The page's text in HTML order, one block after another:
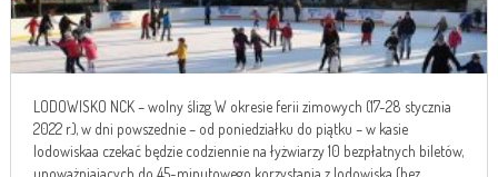
LODOWISKO NCK – wolny ślizg W okresie ferii zimowych (17-28 stycznia
2022 r.), w dni powszednie – od poniedziałku do piątku – w kasie
lodowiskaa czekać będzie codziennie na łyżwiarzy 10 bezpłatnych biletów,
upoważniających do 45-minutowego korzystania z lodowiska (bez